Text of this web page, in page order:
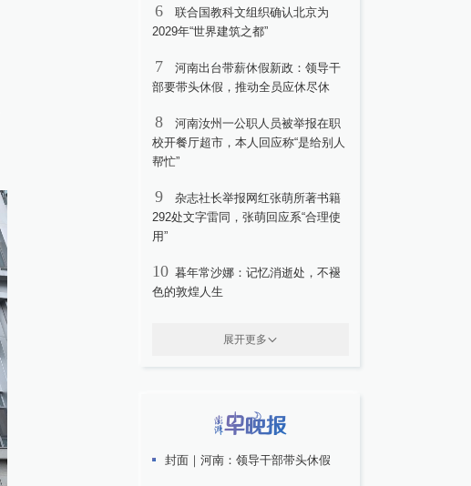
6
联合国教科文组织确认北京为
2029年“世界建筑之都”
7
河南出台带薪休假新政：领导干
部要带头休假，推动全员应休尽休
8
河南汝州一公职人员被举报在职
校开餐厅超市，本人回应称“是给别人
帮忙”
9
杂志社长举报网红张萌所著书籍
292处文字雷同，张萌回应系“合理使
用”
10 暮年常沙娜：记忆消逝处，不褪
色的敦煌人生
展开更多
封面｜河南：领导干部带头休假